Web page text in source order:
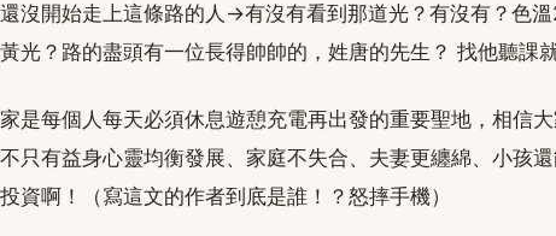
還沒開始走上這條路的人→有沒有看到那道光？有沒有？色
黃光？路的盡頭有一位長得帥帥的，姓唐的先生？ 找他聽課就
家是每個人每天必須休息遊憩充電再出發的重要聖地，相信
不只有益身心靈均衡發展、家庭不失合、夫妻更纏綿、小孩
投資啊！（寫這文的作者到底是誰！？怒摔手機）